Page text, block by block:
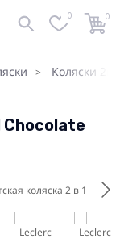
0 0
Коляски 2в1
Chocolate